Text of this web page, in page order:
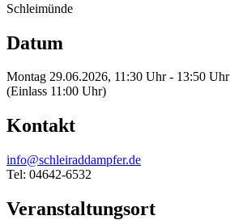
Schleimünde
Datum
Montag 29.06.2026, 11:30 Uhr - 13:50 Uhr
(Einlass 11:00 Uhr)
Kontakt
info@schleiraddampfer.de
Tel: 04642-6532
Veranstaltungsort